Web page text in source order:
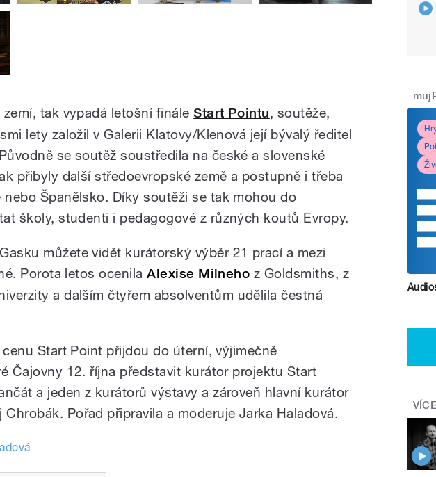
zemí, tak vypadá letošní fináleStart Pointu, soutěže,
lety založil v Galerii Klatovy/Klenová její bývalý ředitel
se soutěž soustředila na české a slovenské
přibyly další středoevropské země a postupně i třeba
nebo Španělsko. Díky soutěži se tak mohou do
školy, studenti i pedagogové z různých koutů Evropy.
můžete vidět kurátorský výběr 21 prací a mezi
Porota letos ocenilaAlexise Milneho z Goldsmiths, z
a dalším čtyřem absolventům udělila čestná
Start Point přijdou do úterní, výjimečně
Čajovny 12. října představit kurátor projektu Start
a jeden z kurátorů výstavy a zároveň hlavní kurátor
Chrobák. Pořad připravila a moderuje Jarka Haladová.